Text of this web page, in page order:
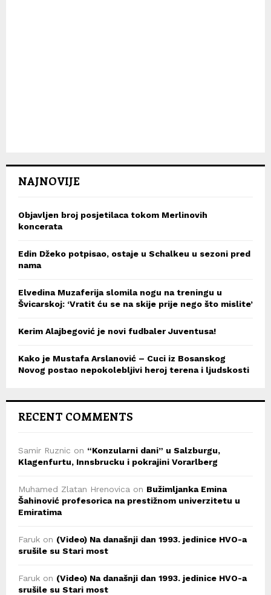
NAJNOVIJE
Objavljen broj posjetilaca tokom Merlinovih
koncerata
Edin Džeko potpisao, ostaje u Schalkeu u sezoni pred
nama
Elvedina Muzaferija slomila nogu na treningu u
Švicarskoj: ‘Vratit ću se na skije prije nego što mislite’
Kerim Alajbegović je novi fudbaler Juventusa!
Kako je Mustafa Arslanović – Cuci iz Bosanskog
Novog postao nepokolebljivi heroj terena i ljudskosti
RECENT COMMENTS
Samir Ruznic on “Konzularni dani” u Salzburgu,
Klagenfurtu, Innsbrucku i pokrajini Vorarlberg
Muhamed Zlatan Hrenovica on Bužimljanka Emina
Šahinović profesorica na prestižnom univerzitetu u
Emiratima
Faruk on (Video) Na današnji dan 1993. jedinice HVO-a
srušile su Stari most
Faruk on (Video) Na današnji dan 1993. jedinice HVO-a
srušile su Stari most